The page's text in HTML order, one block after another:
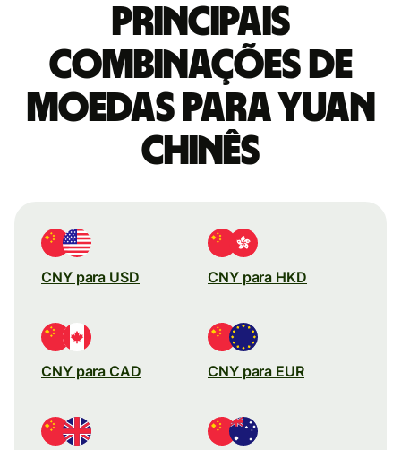
Principais
combinações de
moedas para Yuan
chinês
CNY para USD CNY para HKD
CNY para CAD CNY para EUR